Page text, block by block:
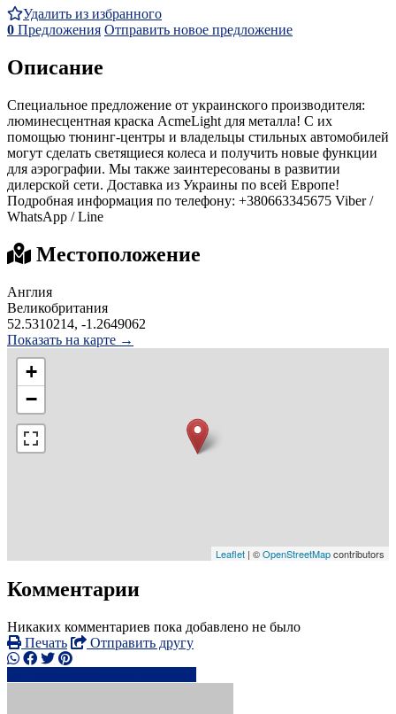
Удалить из избранного
0 Предложения Отправить новое предложение
Описание
Специальное предложение от украинского производителя:
люминесцентная краска AcmeLight для металла! С их
помощью тюнинг-центры и владельцы стильных автомобилей
могут сделать светящиеся колеса и получить новые функции
для аэрографии. Мы также заинтересованы в развитии
дилерской сети. Доставка из Украины по всей Европе!
Подробная информация по телефону: +380663345675 Viber /
WhatsApp / Line
Местоположение
Англия
Великобритания
52.5310214, -1.2649062
Показать на карте →
+
−
Leaflet | ©OpenStreetMapcontributors
Комментарии
Никаких комментариев пока добавлено не было
Печать
Отправить другу